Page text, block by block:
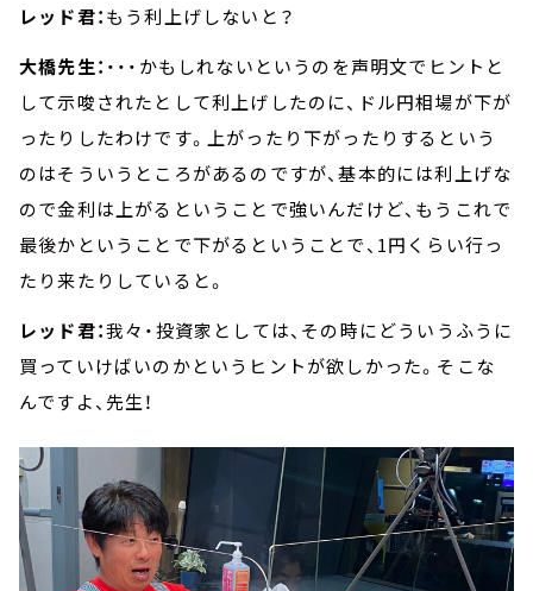
レッド君：もう利上げしないと？
大橋先生： ・・・かもしれないというのを声明文でヒントと
して示唆されたとして利上げしたのに、ドル円相場が下が
ったりしたわけです。上がったり下がったりするという
のはそういうところがあるのですが、基本的には利上げな
ので金利は上がるということで強いんだけど、もうこれで
最後かということで下がるということで、1円くらい行っ
たり来たりしていると。
レッド君：我々・投資家としては、その時にどういうふうに
買っていけばいのかというヒントが欲しかった。そこな
んですよ、先生！